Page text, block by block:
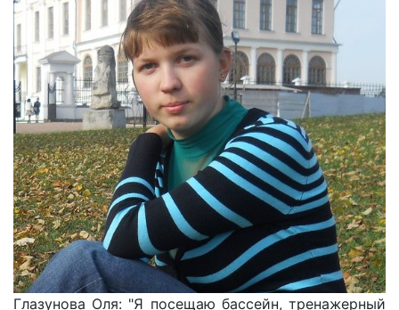
Глазунова Оля: "Я посещаю бассейн, тренажерный